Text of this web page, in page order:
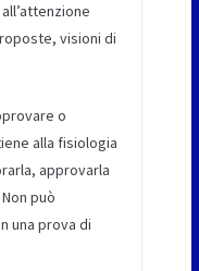
visioni di
o
alla fisiologia
approvarla
può
una prova di